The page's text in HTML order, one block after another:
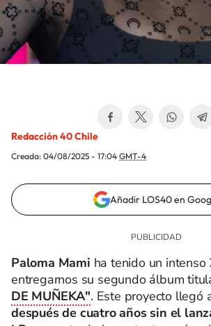
Redacción 40 Chile
Creada: 04/08/2025 - 17:04 GMT-4
Añadir LOS40 en
Paloma Mami ha tenido un
entregarnos su segundo álbum
DE MUÑEKA". Este proyecto llegó
después de cuatro años sin el